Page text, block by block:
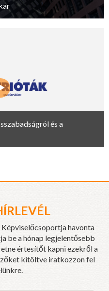
és a
havonta
be a hónap legjelentősebb
értesítőt kapni ezekről a
kitöltve iratkozzon fel